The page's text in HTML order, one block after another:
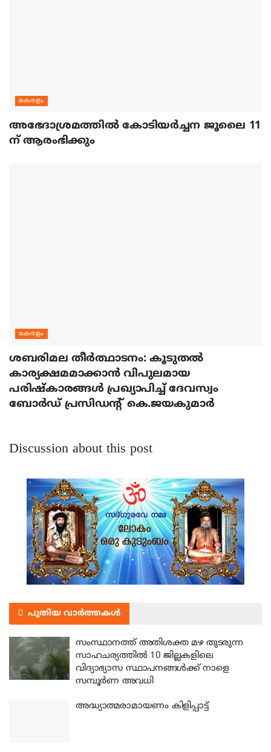
കേരളം
അഭേദാശ്രമത്തില്‍ കോടിയര്‍ച്ചന ജൂലൈ 11
ന് ആരംഭിക്കും
കേരളം
ശബരിമല തീര്‍ത്ഥാടനം: കൂടുതല്‍
കാര്യക്ഷമമാക്കാന്‍ വിപുലമായ
പരിഷ്‌കാരങ്ങള്‍ പ്രഖ്യാപിച്ച് ദേവസ്വം
ബോര്‍ഡ് പ്രസിഡന്റ് കെ.ജയകുമാര്‍
Discussion about this post
പുതിയ വാർത്തകൾ
സംസ്ഥാനത്ത് അതിശക്ത മഴ തുടരുന്ന
സാഹചര്യത്തിൽ 10 ജില്ലകളിലെ
വിദ്യാഭ്യാസ സ്ഥാപനങ്ങൾക്ക് നാളെ
സമ്പൂർണ അവധി
അദ്ധ്യാത്മരാമായണം കിളിപ്പാട്ട്